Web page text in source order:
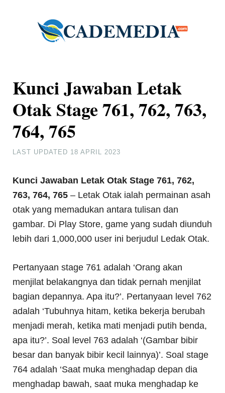
Kunci Jawaban Letak
Otak Stage 761, 762, 763,
764, 765
LAST UPDATED 18 APRIL 2023
Kunci Jawaban Letak Otak Stage 761, 762,
763, 764, 765 – Letak Otak ialah permainan asah
otak yang memadukan antara tulisan dan
gambar. Di Play Store, game yang sudah diunduh
lebih dari 1,000,000 user ini berjudul Ledak Otak.
Pertanyaan stage 761 adalah ‘Orang akan
menjilat belakangnya dan tidak pernah menjilat
bagian depannya. Apa itu?’. Pertanyaan level 762
adalah ‘Tubuhnya hitam, ketika bekerja berubah
menjadi merah, ketika mati menjadi putih benda,
apa itu?’. Soal level 763 adalah ‘(Gambar bibir
besar dan banyak bibir kecil lainnya)’. Soal stage
764 adalah ‘Saat muka menghadap depan dia
menghadap bawah, saat muka menghadap ke